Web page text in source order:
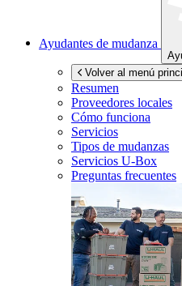
Ayudantes de mudanza
Volver al menú
Resumen
Proveedores locales
Cómo funciona
Servicios
Tipos de mudanzas
Servicios U-Box
Preguntas frecuentes